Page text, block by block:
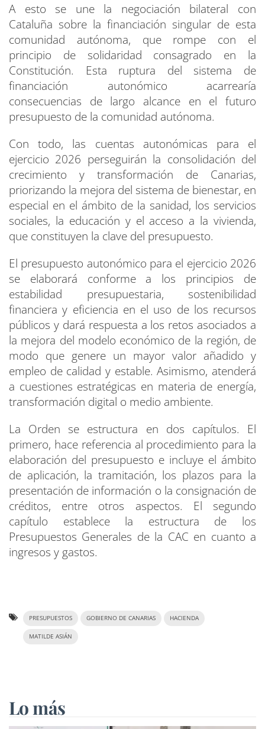
A esto se une la negociación bilateral con
Cataluña sobre la financiación singular de esta
comunidad autónoma, que rompe con el
principio de solidaridad consagrado en la
Constitución. Esta ruptura del sistema de
financiación autonómico acarrearía
consecuencias de largo alcance en el futuro
presupuesto de la comunidad autónoma.
Con todo, las cuentas autonómicas para el
ejercicio 2026 perseguirán la consolidación del
crecimiento y transformación de Canarias,
priorizando la mejora del sistema de bienestar, en
especial en el ámbito de la sanidad, los servicios
sociales, la educación y el acceso a la vivienda,
que constituyen la clave del presupuesto.
El presupuesto autonómico para el ejercicio 2026
se elaborará conforme a los principios de
estabilidad presupuestaria, sostenibilidad
financiera y eficiencia en el uso de los recursos
públicos y dará respuesta a los retos asociados a
la mejora del modelo económico de la región, de
modo que genere un mayor valor añadido y
empleo de calidad y estable. Asimismo, atenderá
a cuestiones estratégicas en materia de energía,
transformación digital o medio ambiente.
La Orden se estructura en dos capítulos. El
primero, hace referencia al procedimiento para la
elaboración del presupuesto e incluye el ámbito
de aplicación, la tramitación, los plazos para la
presentación de información o la consignación de
créditos, entre otros aspectos. El segundo
capítulo establece la estructura de los
Presupuestos Generales de la CAC en cuanto a
ingresos y gastos.
PRESUPUESTOS GOBIERNO DE CANARIAS HACIENDA
MATILDE ASIÁN
Lo más